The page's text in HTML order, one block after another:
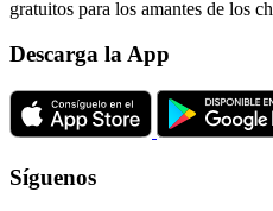
gratuitos para los amantes de los
Descarga la App
Síguenos